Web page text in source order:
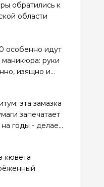
обратились к
области
особенно идут
маникюра: руки
изящно и
эта замазка
запечатает
годы - делаем
кювета